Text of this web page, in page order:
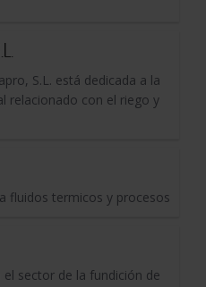
S.L. está dedicada a la
relacionado con el riego y
fluidos termicos y procesos
sector de la fundición de